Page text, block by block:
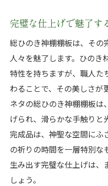
総ひのき神棚棚板が
祈りの空間を高
格調高い祈りの
祈りの場にふさ
ひのき棚板がも
祈りの心を高め
格調高い祈りの
板
総ひのき神棚棚板が
値
完璧な仕上げで魅了す
総ひのき神棚棚板は、その
人々を魅了します。ひのき
特性を持ちますが、職人た
わることで、その美しさが
ネタの総ひのき神棚棚板
げられ、滑らかな手触りと
完成品は、神聖な空間にふ
の祈りの時間を一層特別な
生み出す完璧な仕上げは、
しょう。